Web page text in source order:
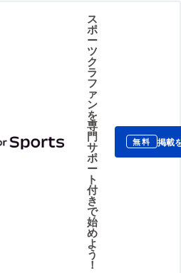
ス
ポ
ー
ツ
ク
ラ
フ
ァ
ン
を
専
門
サ
ポ
ー
ト
付
き
で
始
め
よ
う
！
無料 掲載